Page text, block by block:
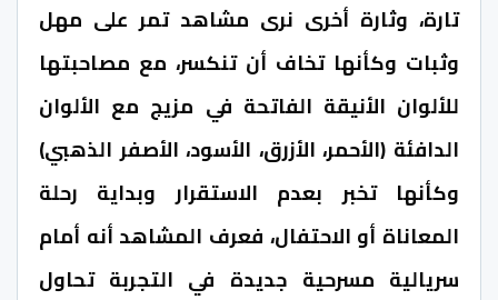
تارة، وثارة أخرى نرى مشاهد تمر على مهل
وثبات وكأنها تخاف أن تنكسر، مع مصاحبتها
للألوان الأنيقة الفاتحة في مزيج مع الألوان
الدافئة (الأحمر، الأزرق، الأسود، الأصفر الذهبي)
وكأنها تخبر بعدم الاستقرار وبداية رحلة
المعاناة أو الاحتفال، فعرف المشاهد أنه أمام
سريالية مسرحية جديدة في التجربة تحاول